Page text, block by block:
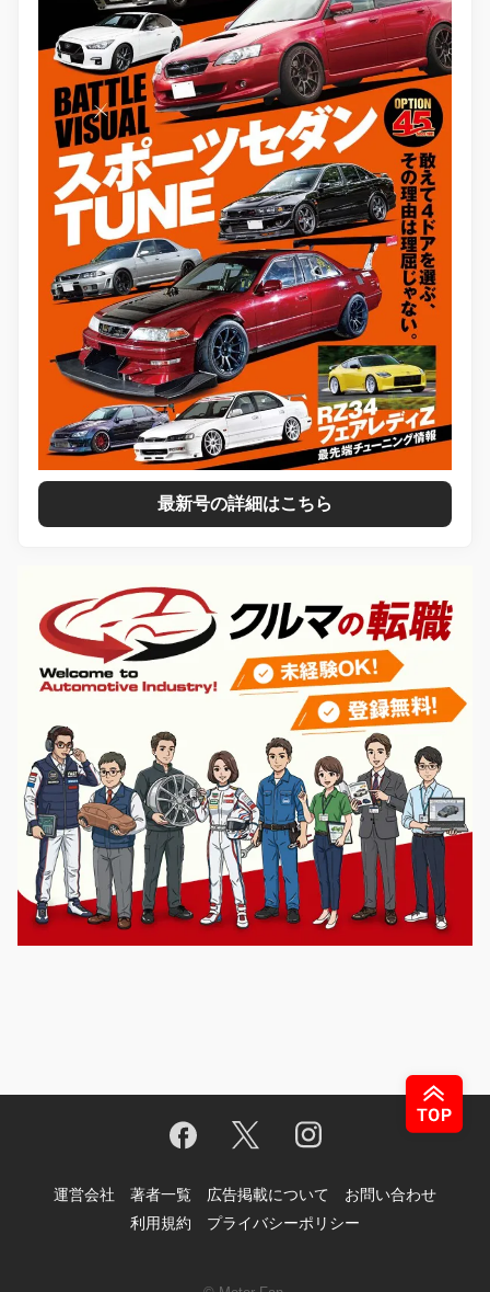
最新号の詳細はこちら
運営会社 著者一覧 広告掲載について
お問い合わせ
利用規約
プライバシーポリシー